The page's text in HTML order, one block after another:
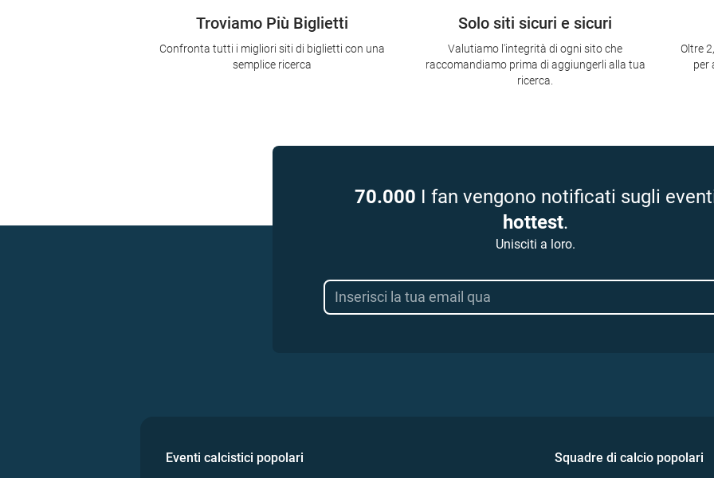
Solo siti sicuri e sicuri
Valutiamo l'integrità di ogni sito che
raccomandiamo prima di aggiungerli alla tua
ricerca.
Troviamo Più Biglietti
Confronta tutti i migliori siti di biglietti con una
semplice ricerca
Oltre
per
70.000 I fan vengono notificati sugli
hottest.
Unisciti a loro.
Eventi calcistici popolari Squadre di calcio popolari